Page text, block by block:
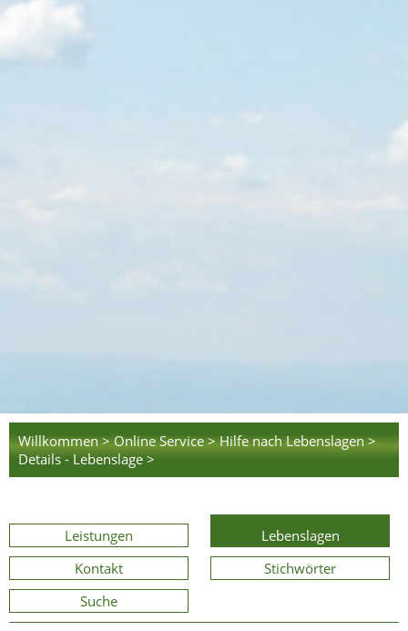
Willkommen > Online Service > Hilfe nach Lebenslagen >
Details - Lebenslage >
Leistungen
Lebenslagen
Kontakt
Stichwörter
Suche